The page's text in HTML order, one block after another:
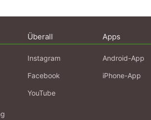
Überall
Instagram
Facebook
YouTube
Apps
Android-App
iPhone-App